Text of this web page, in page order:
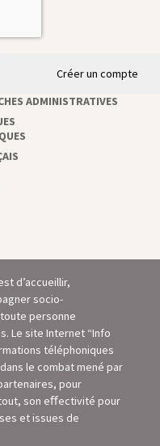
Créer un compte
ADMINISTRATIVES
d’accueillir,
socio-
personne
Le site Internet “Info
téléphoniques
le combat mené par
pour
son eﬀectivité pour
et issues de